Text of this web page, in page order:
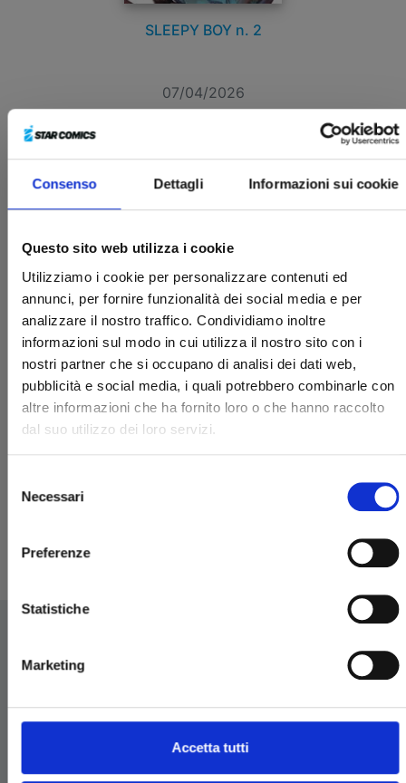
Consenso Dettagli Informazioni sui cookie
Questo sito web utilizza i cookie
Utilizziamo i cookie per personalizzare contenuti ed
annunci, per fornire funzionalità dei social media e per
analizzare il nostro traffico. Condividiamo inoltre
informazioni sul modo in cui utilizza il nostro sito con i
nostri partner che si occupano di analisi dei dati web,
pubblicità e social media, i quali potrebbero combinarle con
altre informazioni che ha fornito loro o che hanno raccolto
dal suo utilizzo dei loro servizi.
delNecessari
Preferenze
Statistiche
Marketing
Accetta tutti
SLEEPY BOY n. 2
07/04/2026
SLEEPY BOY n. 1
- 06134 Bosco (Perugia)
P.IVA 03850300546